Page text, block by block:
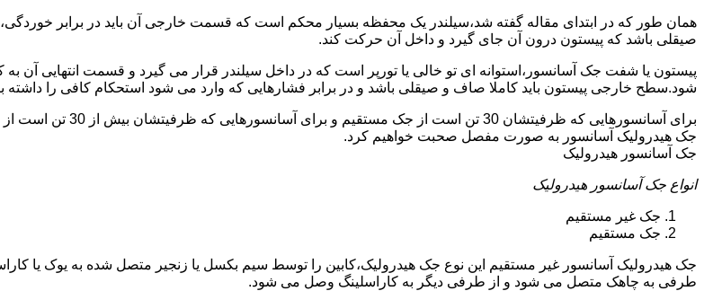
همان طور که در ابتدای مقاله گفته شد،سیلندر یک محفظه بسیار محکم است که قسمت خارجی آن باید در برابر
صیقلی باشد که پیستون درون آن جای گیرد و داخل آن حرکت کند.
پیستون یا شفت جک آسانسور،استوانه ای تو خالی یا تورپر است که در داخل سیلندر قرار می گیرد و قسمت انتهایی
شود.سطح خارجی پیستون باید کاملا صاف و صیقلی باشد و در برابر فشارهایی که وارد می شود استحکام کافی را داشته
برای آسانسورهایی که
جک هیدرولیک آسانسور به صورت مفصل صحبت خواهیم کرد.
جک آسانسور هیدرولیک
انواع جک آسانسور هیدرولیک
جک غیر مستقیم
جک مستقیم
جک هیدرولیک آسانسور غیر مستقیم این نوع جک هیدرولیک،کابین را توسط سیم بکسل یا زنجیر متصل شده به یوک یا
طرفی به چاهک متصل می شود و از طرفی دیگر به کاراسلینگ وصل می شود.